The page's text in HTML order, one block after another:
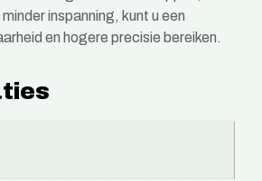
inspanning, kunt u een
en hogere precisie bereiken.